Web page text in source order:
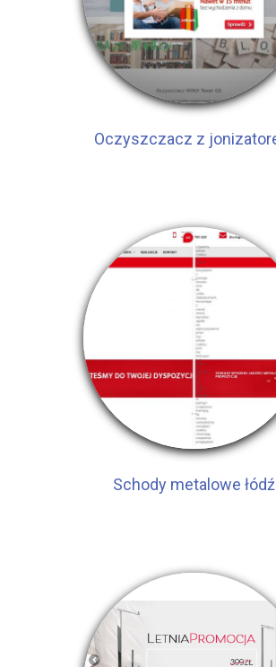
Oczyszczacz z
Schody metalowe łódź